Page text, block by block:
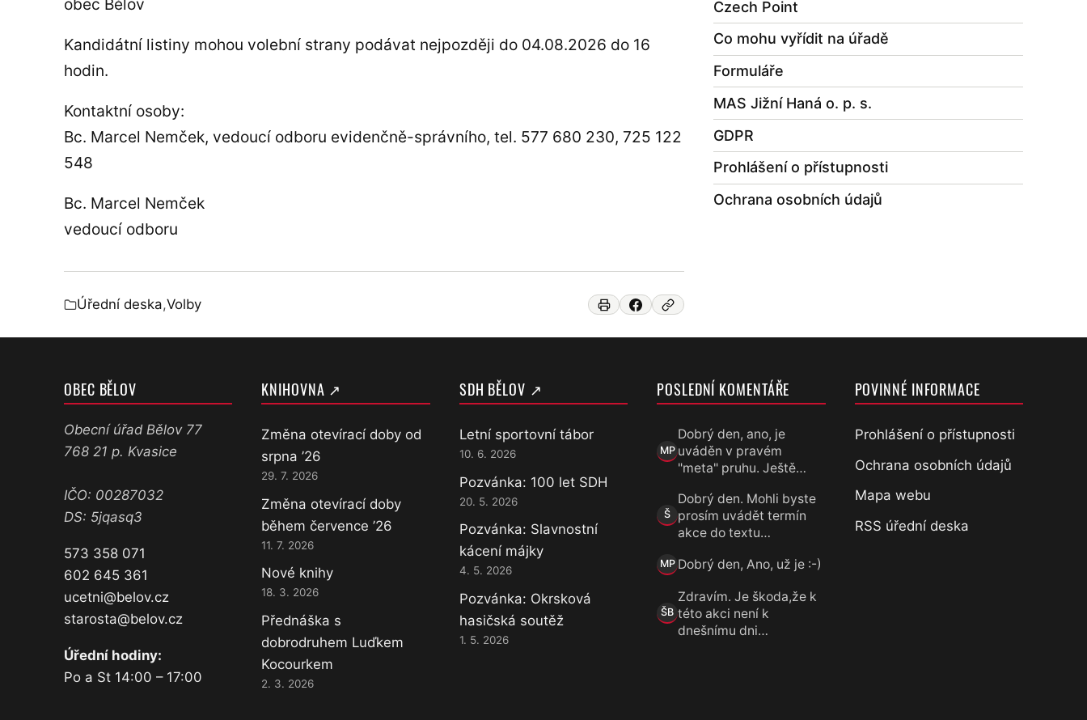
obec Bělov
Kandidátní listiny mohou volební strany podávat nejpozději do 04.08.2026 do 16
hodin.
Kontaktní osoby:
Bc. Marcel Nemček, vedoucí odboru evidenčně-správního, tel. 577 680 230, 725 122
548
Bc. Marcel Nemček
vedoucí odboru
Zařazeno v:
Úřední deska,Volby
Czech Point
Co mohu vyřídit na úřadě
Formuláře
MAS Jižní Haná o. p. s.
GDPR
Prohlášení o přístupnosti
Ochrana osobních údajů
OBEC BĚLOV
Obecní úřad Bělov 77
768 21 p. Kvasice
IČO: 00287032
DS: 5jqasq3
573 358 071
602 645 361
ucetni@belov.cz
starosta@belov.cz
Úřední hodiny:
Po a St 14:00 – 17:00
KNIHOVNA ↗
Změna otevírací doby od
srpna ’26
29. 7. 2026
Změna otevírací doby
během července ’26
11. 7. 2026
Nové knihy
18. 3. 2026
Přednáška s
dobrodruhem Luďkem
Kocourkem
2. 3. 2026
SDH BĚLOV ↗
Letní sportovní tábor
10. 6. 2026
Pozvánka: 100 let SDH
20. 5. 2026
Pozvánka: Slavnostní
kácení májky
4. 5. 2026
Pozvánka: Okrsková
hasičská soutěž
1. 5. 2026
POSLEDNÍ KOMENTÁŘE
MP
Marek Přecechtěl
Dobrý den, ano, je
uváděn v pravém
"meta" pruhu. Ještě…
Š
Šárka
Dobrý den. Mohli byste
prosím uvádět termín
akce do textu…
MP
Marek Přecechtěl
Dobrý den, Ano, už je :-)
ŠB
Šárka B.
Zdravím. Je škoda,že k
této akci není k
dnešnímu dni…
POVINNÉ INFORMACE
Prohlášení o přístupnosti
Ochrana osobních údajů
Mapa webu
RSS úřední deska